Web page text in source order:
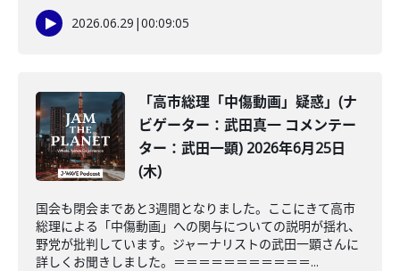
2026.06.29 |00:09:05
「高市総理「中傷動画」疑惑」(ナ
ビゲーター：武田真一 コメンテー
ター：武田一顕) 2026年6月25日
(木)
国会も閉会まであと3週間となりました。ここにきて高市
総理による「中傷動画」への関与についての説明が揺れ、
野党が批判しています。ジャーナリストの武田一顕さんに
詳しくお聞きしました。＝＝＝＝＝＝＝＝＝＝＝...